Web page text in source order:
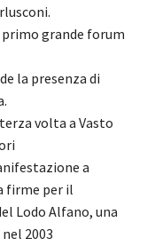
grande forum
la presenza di
volta a Vasto
a
firme per il
Lodo Alfano, una
2003